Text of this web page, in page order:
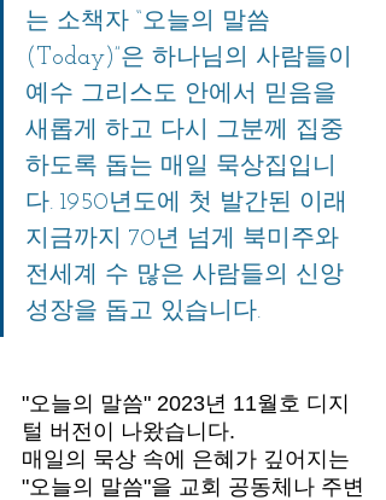
는 소책자 “오늘의 말씀
(Today)”은 하나님의 사람들이
예수 그리스도 안에서 믿음을
새롭게 하고 다시 그분께 집중
하도록 돕는 매일 묵상집입니
다. 1950년도에 첫 발간된 이래
지금까지 70년 넘게 북미주와
전세계 수 많은 사람들의 신앙
성장을 돕고 있습니다.
"오늘의 말씀" 2023년 11월호 디지
털 버전이 나왔습니다.
매일의 묵상 속에 은혜가 깊어지는
"오늘의 말씀"을 교회 공동체나 주변